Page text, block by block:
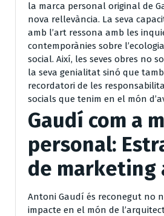
la marca personal original de
nova rellevància. La seva
amb l’art ressona amb les
contemporànies sobre
social. Així, les seves obres no
la seva genialitat sinó que
recordatori de les
socials que tenim en el món
Gaudí com a
personal:
de
Antoni Gaudí és reconegut no
impacte en el món de